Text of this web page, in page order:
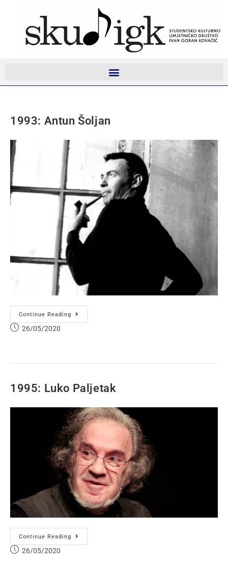
1993: Antun Šoljan
Continue Reading
26/05/2020
1995: Luko Paljetak
Continue Reading
26/05/2020